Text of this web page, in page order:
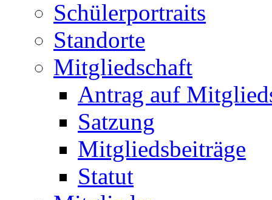
Schülerportraits
Standorte
Mitgliedschaft
Antrag auf
Satzung
Mitgliedsbeiträge
Statut